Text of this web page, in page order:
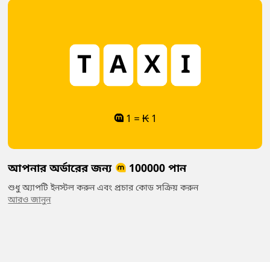
T A X I
1 = ₭ 1
আপনার অর্ডারের জন্য 100000 পান
শুধু অ্যাপটি ইনস্টল করুন এবং প্রচার কোড সক্রিয় করুন
আরও জানুন